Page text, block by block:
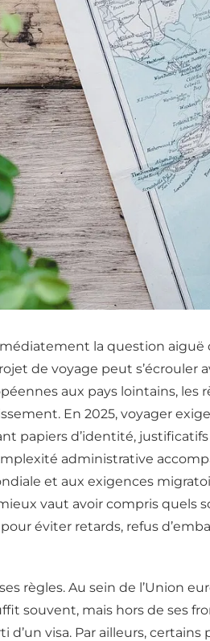
la question
de voyage peut s’écrouler
aux pays lointains, les
En 2025, voyager
papiers d’identité,
administrative
et aux exigences
vaut avoir compris quels
éviter retards, refus
règles. Au sein de l’Union
souvent, mais hors de ses
d’un visa. Par ailleurs,